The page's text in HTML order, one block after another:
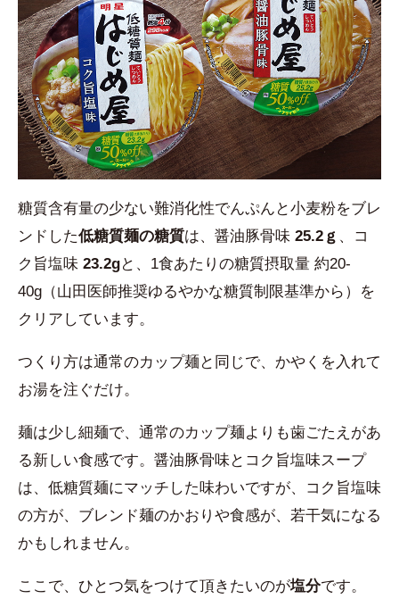
糖質含有量の少ない難消化性でんぷんと小麦粉をブレ
ンドした低糖質麺の糖質は、醤油豚骨味 25.2ｇ 、コ
ク旨塩味 23.2gと、1食あたりの糖質摂取量 約20-
40g（山田医師推奨ゆるやかな糖質制限基準から）を
クリアしています。
つくり方は通常のカップ麺と同じで、かやくを入れて
お湯を注ぐだけ。
麺は少し細麺で、通常のカップ麺よりも歯ごたえがあ
る新しい食感です。醤油豚骨味とコク旨塩味スープ
は、低糖質麺にマッチした味わいですが、コク旨塩味
の方が、ブレンド麺のかおりや食感が、若干気になる
かもしれません。
ここで、ひとつ気をつけて頂きたいのが塩分です。